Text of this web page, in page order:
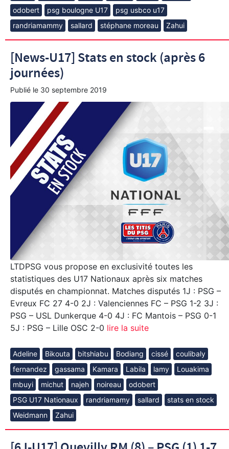
odobert psg boulogne U17
psg usbco u17
randriamammy
sallard stéphane moreau Zahui
[News-U17] Stats en stock (après 6
journées)
Publié le 30 septembre 2019
LTDPSG vous propose en exclusivité toutes les
statistiques des U17 Nationaux après six matches
disputés en championnat. Matches disputés 1J : PSG –
Evreux FC 27 4-0 2J : Valenciennes FC – PSG 1-2 3J :
PSG – USL Dunkerque 4-0 4J : FC Mantois – PSG 0-1
5J : PSG – Lille OSC 2-0 lire la suite
Adeline Bikouta bitshiabu Bodiang cissé
coulibaly
fernandez
gassama Kamara Labila lamy
Louakima
mbuyi
michut najeh noireau
odobert
PSG U17 Nationaux
randriamamy sallard
stats en stock
Weidmann
Zahui